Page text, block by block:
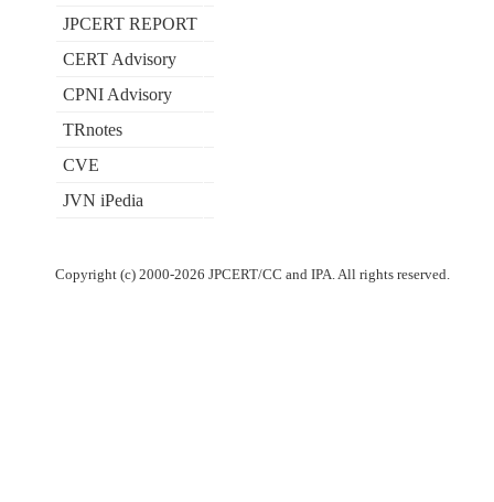
JPCERT REPORT
CERT Advisory
CPNI Advisory
TRnotes
CVE
JVN iPedia
Copyright (c) 2000-2026 JPCERT/CC and IPA. All rights reserved.